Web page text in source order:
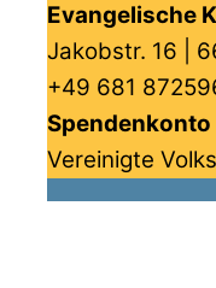
Evangelische
Jakobstr. 16 |
+49 681
Spendenkonto
Vereinigte